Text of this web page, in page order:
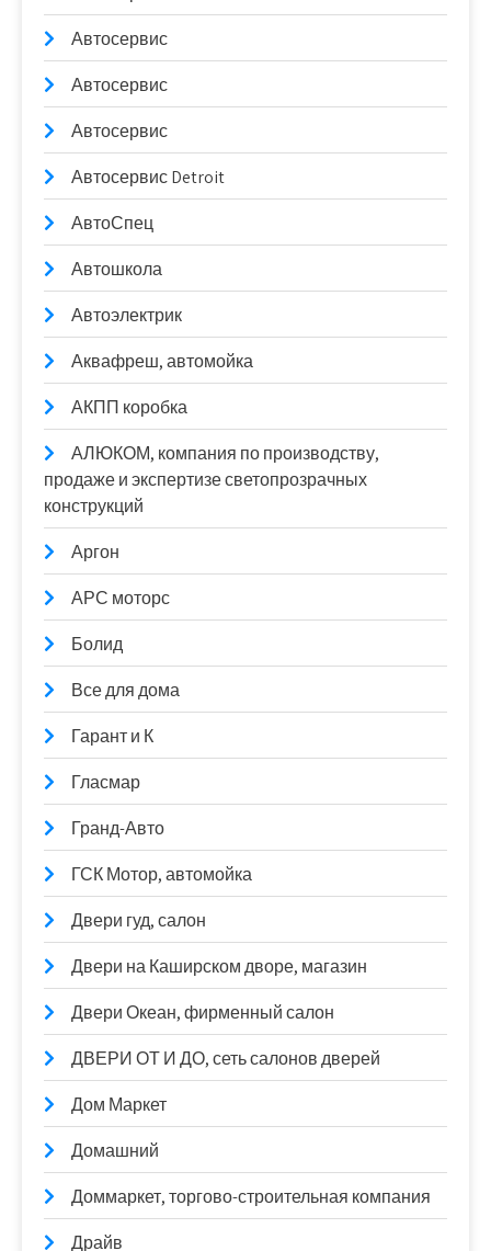
Автосервис
Автосервис
Автосервис
Автосервис Detroit
АвтоСпец
Автошкола
Автоэлектрик
Аквафреш, автомойка
АКПП коробка
АЛЮКОМ, компания по производству,
продаже и экспертизе светопрозрачных
конструкций
Аргон
АРС моторс
Болид
Все для дома
Гарант и К
Гласмар
Гранд-Авто
ГСК Мотор, автомойка
Двери гуд, салон
Двери на Каширском дворе, магазин
Двери Океан, фирменный салон
ДВЕРИ ОТ И ДО, сеть салонов дверей
Дом Маркет
Домашний
Доммаркет, торгово-строительная компания
Драйв